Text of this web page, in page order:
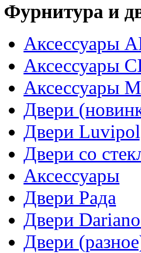
Фурнитура и
Аксессуары
Аксессуары
Аксессуары
Двери
Двери
Двери со
Аксессуары
Двери Рада
Двери
Двери